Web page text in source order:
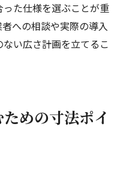
た仕様を選ぶことが重
への相談や実際の導入
い広さ計画を立てるこ
めの寸法ポイ